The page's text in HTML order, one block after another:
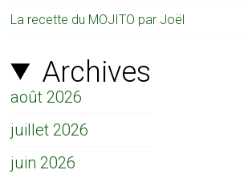
La recette du MOJITO par Joël
Archives
août 2026
juillet 2026
juin 2026